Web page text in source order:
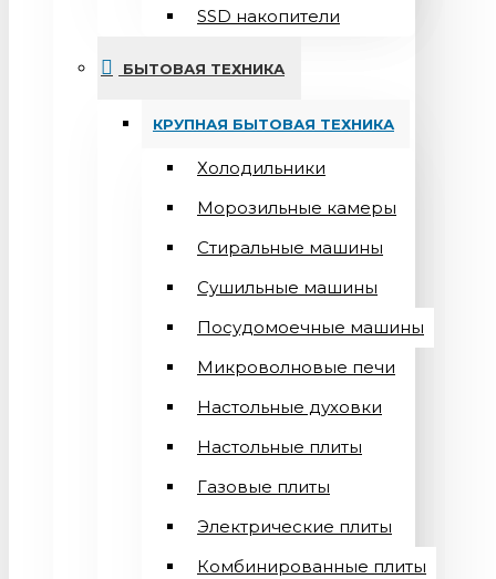
SSD накопители
БЫТОВАЯ ТЕХНИКА
КРУПНАЯ БЫТОВАЯ ТЕХНИКА
Холодильники
Морозильные камеры
Стиральные машины
Сушильные машины
Посудомоечные машины
Микроволновые печи
Настольные духовки
Настольные плиты
Газовые плиты
Электрические плиты
Комбинированные плиты